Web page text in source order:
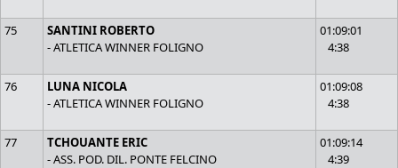
75
SANTINI ROBERTO
- ATLETICA WINNER FOLIGNO
01:09:01
4:38
76
LUNA NICOLA
- ATLETICA WINNER FOLIGNO
01:09:08
4:38
77
TCHOUANTE ERIC
- ASS. POD. DIL. PONTE FELCINO
01:09:14
4:39